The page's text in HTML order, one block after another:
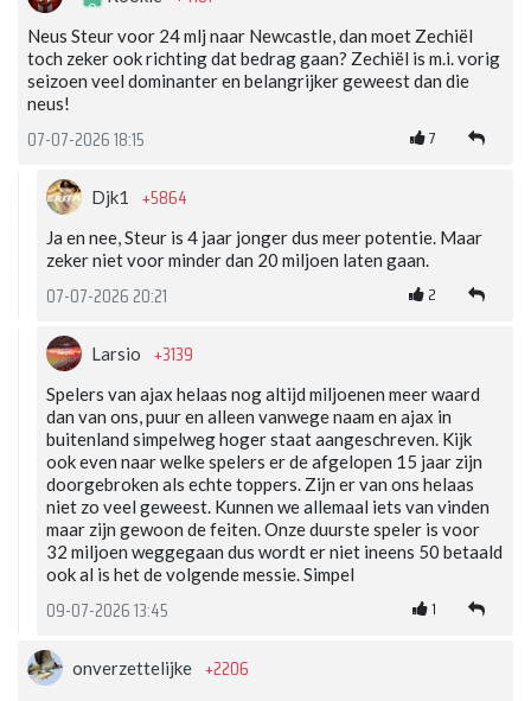
Neus Steur voor 24 mlj naar Newcastle, dan moet Zechiël
toch zeker ook richting dat bedrag gaan? Zechiël is m.i. vorig
seizoen veel dominanter en belangrijker geweest dan die
neus!
07-07-2026 18:15 7
Djk1 +5864
Ja en nee, Steur is 4 jaar jonger dus meer potentie. Maar
zeker niet voor minder dan 20 miljoen laten gaan.
07-07-2026 20:21 2
Larsio +3139
Spelers van ajax helaas nog altijd miljoenen meer waard
dan van ons, puur en alleen vanwege naam en ajax in
buitenland simpelweg hoger staat aangeschreven. Kijk
ook even naar welke spelers er de afgelopen 15 jaar zijn
doorgebroken als echte toppers. Zijn er van ons helaas
niet zo veel geweest. Kunnen we allemaal iets van vinden
maar zijn gewoon de feiten. Onze duurste speler is voor
32 miljoen weggegaan dus wordt er niet ineens 50 betaald
ook al is het de volgende messie. Simpel
09-07-2026 13:45 1
onverzettelijke +2206